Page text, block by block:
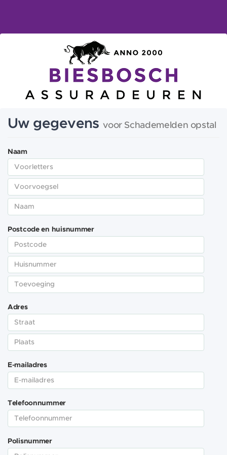
Uw gegevensvoor Schademelden opstal
Naam
Postcode en huisnummer
Adres
E-mailadres
Telefoonnummer
Polisnummer